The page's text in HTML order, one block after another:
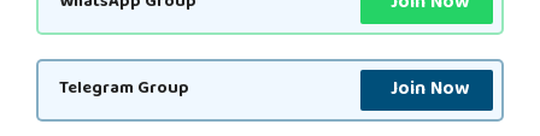
Telegram Group Join Now